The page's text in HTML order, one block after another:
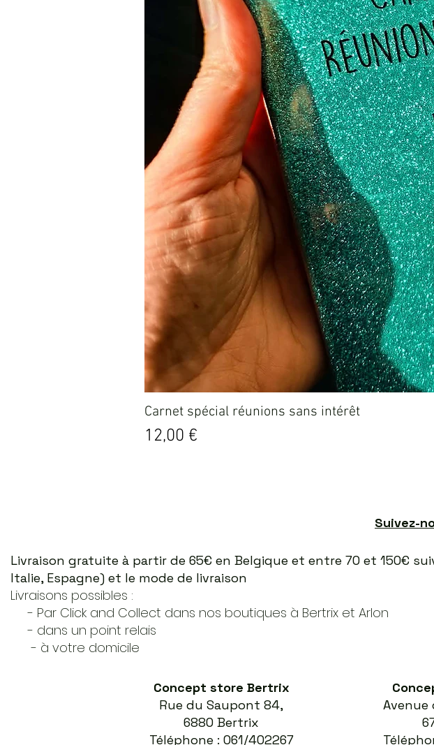
Carnet spécial réunions sans intérêt
Prix
12,00 €
Suivez-
Livraison gratuite à partir de 65€ en Belgique et entre 70 et 150€
Italie, Espagne) et le mode de livraison
Livraisons possibles :
- Par Click and Collect dans nos boutiques à Bertrix et Arlon
- dans un point relais
- à votre domicile
Concept store Bertrix
Rue du Saupont 84,
6880 Bertrix
Téléphone : 061/402267
Avenue